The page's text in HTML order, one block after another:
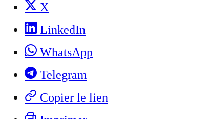
X
LinkedIn
WhatsApp
Telegram
Copier le lien